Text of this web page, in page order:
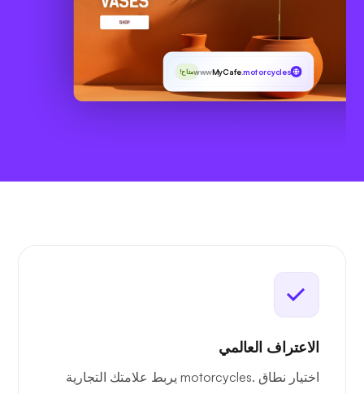
wwwMyCafe.motorcycles متاح!
الاعتراف العالمي
اختيار نطاق .motorcycles يربط علامتك التجارية